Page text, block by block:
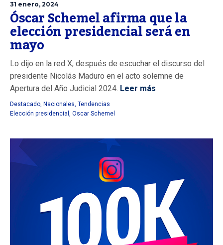
31 enero, 2024
Óscar Schemel afirma que la
elección presidencial será en
mayo
Lo dijo en la red X, después de escuchar el discurso del
presidente Nicolás Maduro en el acto solemne de
Apertura del Año Judicial 2024. Leer más
Destacado, Nacionales, Tendencias
Elección presidencial , Oscar Schemel